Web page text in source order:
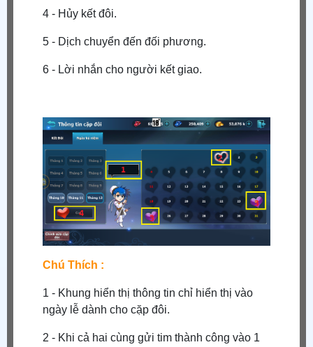
4 - Hủy kết đôi.
5 - Dịch chuyển đến đối phương.
6 - Lời nhắn cho người kết giao.
Chú Thích :
1 - Khung hiển thị thông tin chỉ hiển thị vào
ngày lễ dành cho cặp đôi.
2 - Khi cả hai cùng gửi tim thành công vào 1